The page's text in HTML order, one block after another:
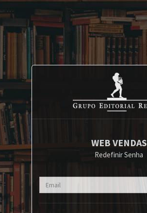
WEB VENDAS
Redefinir Senha